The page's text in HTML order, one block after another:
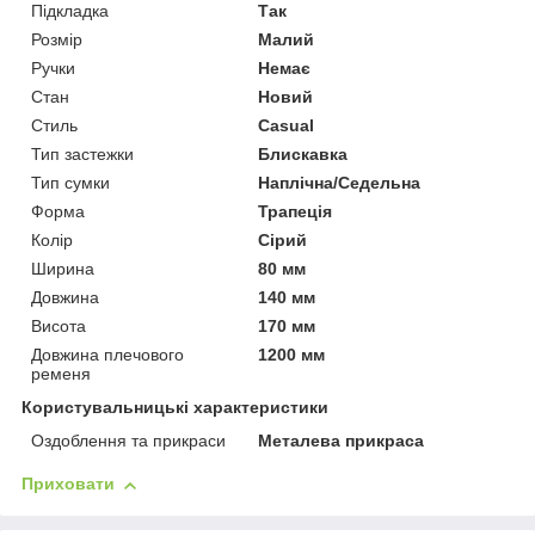
Підкладка
Так
Розмір
Малий
Ручки
Немає
Стан
Новий
Стиль
Casual
Тип застежки
Блискавка
Тип сумки
Наплічна/Седельна
Форма
Трапеція
Колір
Сірий
Ширина
80 мм
Довжина
140 мм
Висота
170 мм
Довжина плечового
ременя
1200 мм
Користувальницькі характеристики
Оздоблення та прикраси
Металева прикраса
Приховати